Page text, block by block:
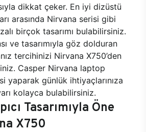
dikkat çeker. En iyi dizüstü
arasında Nirvana serisi gibi
birçok tasarımı bulabilirsiniz.
ve tasarımıyla göz dolduran
tercihinizi Nirvana X750’den
Casper Nirvana laptop
yaparak günlük ihtiyaçlarınıza
kolayca bulabilirsiniz.
Tasarımıyla Öne
X750